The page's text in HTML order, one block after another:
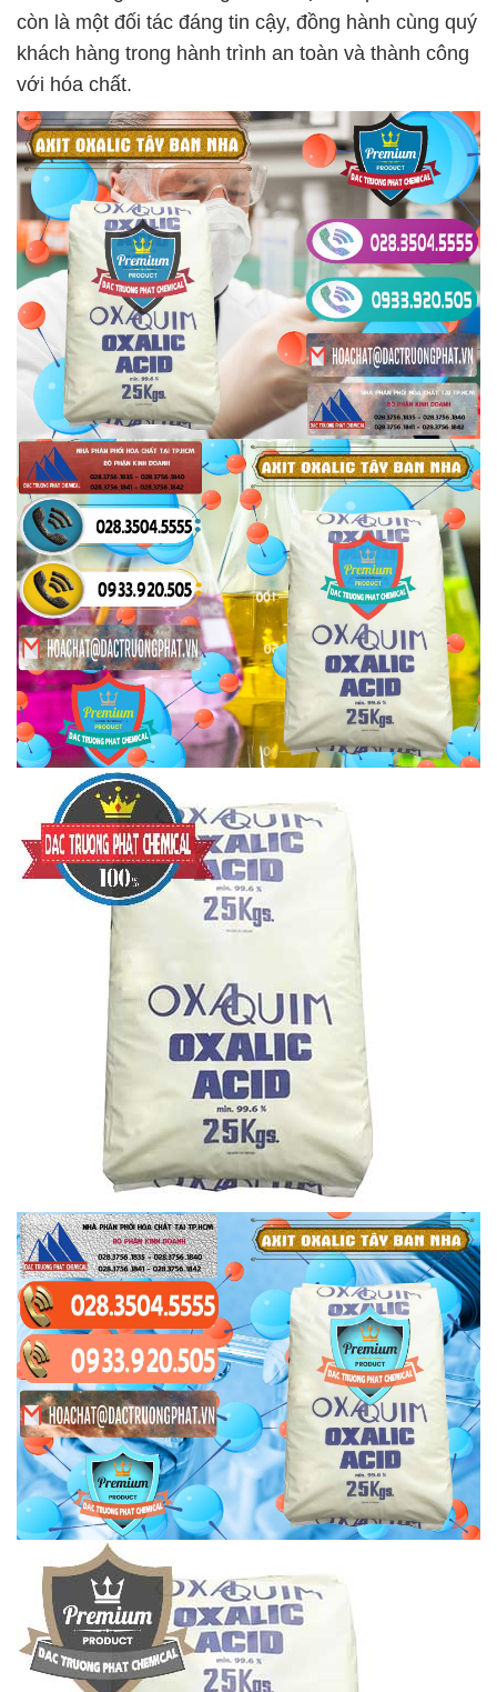
còn là một đối tác đáng tin cậy, đồng hành cùng quý
khách hàng trong hành trình an toàn và thành công
với hóa chất.